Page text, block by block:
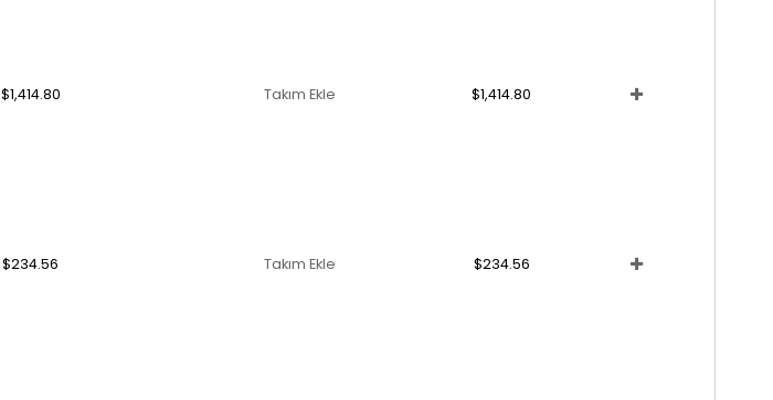
$1,414.80 Takım Ekle $1,414.80
$234.56 Takım Ekle $234.56